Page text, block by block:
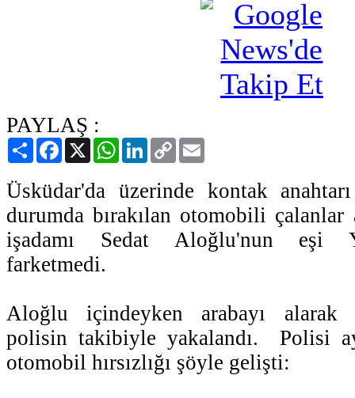
PAYLAŞ :
PaylaşFacebook
X WhatsAppLinkedIn
Copy
Link
Üsküdar'da üzerinde kontak
durumda bırakılan otomobili
işadamı Sedat Aloğlu'nun eşi
farketmedi.
Aloğlu içindeyken arabayı alarak
polisin takibiyle yakalandı. Polisi
otomobil hırsızlığı şöyle gelişti: